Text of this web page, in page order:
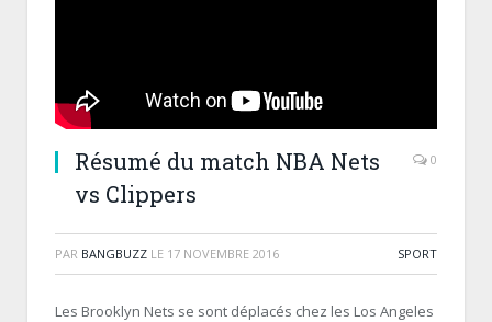
Résumé du match NBA Nets
vs Clippers
0
PAR BANGBUZZ LE 17 NOVEMBRE 2016 SPORT
Les Brooklyn Nets se sont déplacés chez les Los Angeles